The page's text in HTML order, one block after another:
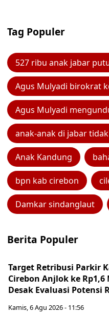
Tag Populer
527 ribu anak jabar
Agus Mulyadi birokrat
Agus Mulyadi
anak-anak di jabar
Anak Kandung
bpn kab cirebon
Damkar sindanglaut
Berita Populer
Target Retribusi Parkir
Cirebon Anjlok ke Rp1,6
Desak Evaluasi Potensi
Kamis, 6 Agu 2026 - 11:56